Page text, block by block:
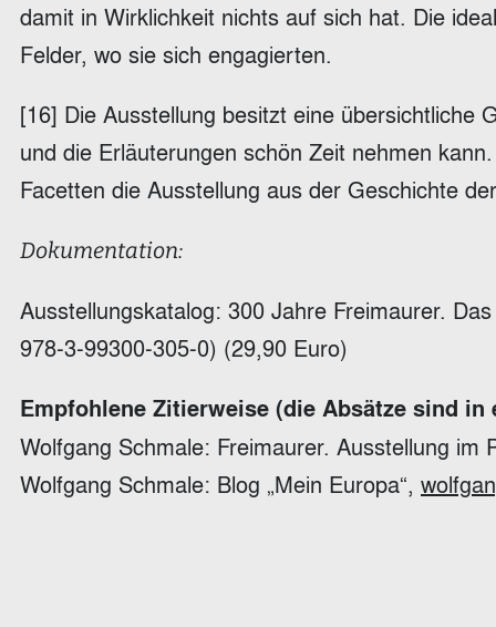
damit in Wirklichkeit nichts auf sich hat. Die
Felder, wo sie sich engagierten.
[16] Die Ausstellung besitzt eine übersichtliche
und die Erläuterungen schön Zeit nehmen
Facetten die Ausstellung aus der Geschichte
Dokumentation:
Ausstellungskatalog: 300 Jahre Freimaurer.
978-3-99300-305-0) (29,90 Euro)
Empfohlene Zitierweise (die Absätze sind
Wolfgang Schmale: Freimaurer. Ausstellung
Wolfgang Schmale: Blog „Mein Europa“,